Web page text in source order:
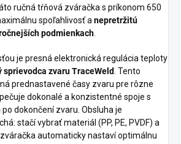
ručná tŕňová zváračka s príkonom 650
spoľahlivosť anepretržitú
podmienkach.
je presná elektronická regulácia teploty
sprievodca zvaru TraceWeld. Tento
prednastavené časy zvaru pre rôzne
dokonalé a konzistentné spoje s
dokončení zvaru. Obsluha je
stačí vybrať materiál (PP, PE, PVDF) a
automaticky nastaví optimálnu